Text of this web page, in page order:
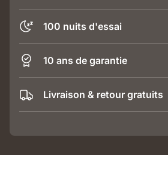
100 nuits d'essai
10 ans de garantie
Livraison & retour gratuits